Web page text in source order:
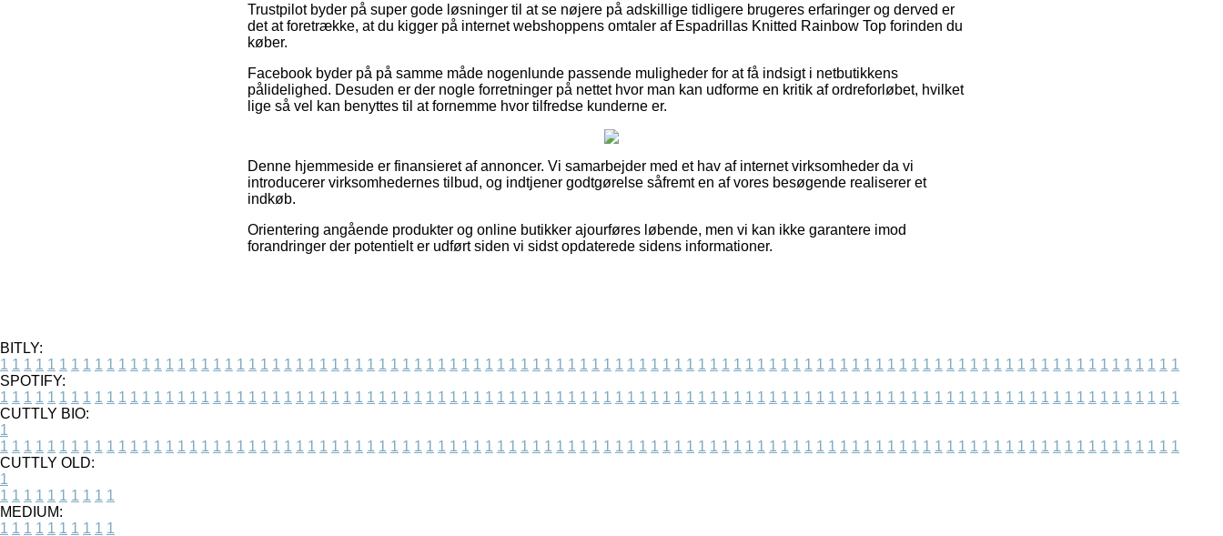
Trustpilot byder på super gode løsninger til at se nøjere på adskillige tidligere brugeres erfaringer og derved er
det at foretrække, at du kigger på internet webshoppens omtaler af Espadrillas Knitted Rainbow Top forinden du
køber.
Facebook byder på på samme måde nogenlunde passende muligheder for at få indsigt i netbutikkens
pålidelighed. Desuden er der nogle forretninger på nettet hvor man kan udforme en kritik af ordreforløbet, hvilket
lige så vel kan benyttes til at fornemme hvor tilfredse kunderne er.
Denne hjemmeside er finansieret af annoncer. Vi samarbejder med et hav af internet virksomheder da vi
introducerer virksomhedernes tilbud, og indtjener godtgørelse såfremt en af vores besøgende realiserer et
indkøb.
Orientering angående produkter og online butikker ajourføres løbende, men vi kan ikke garantere imod
forandringer der potentielt er udført siden vi sidst opdaterede sidens informationer.
BITLY:
1 1 1 1 1 1 1 1 1 1 1 1 1 1 1 1 1 1 1 1 1 1 1 1 1 1 1 1 1 1 1 1 1 1 1 1 1 1 1 1 1 1 1 1 1 1 1 1 1 1 1 1 1 1 1 1 1 1 1 1 1 1 1 1 1 1 1 1 1 1 1 1 1 1 1 1 1 1 1 1 1 1 1 1 1 1 1 1 1 1 1 1 1 1 1 1 1 1 1 1
SPOTIFY:
1 1 1 1 1 1 1 1 1 1 1 1 1 1 1 1 1 1 1 1 1 1 1 1 1 1 1 1 1 1 1 1 1 1 1 1 1 1 1 1 1 1 1 1 1 1 1 1 1 1 1 1 1 1 1 1 1 1 1 1 1 1 1 1 1 1 1 1 1 1 1 1 1 1 1 1 1 1 1 1 1 1 1 1 1 1 1 1 1 1 1 1 1 1 1 1 1 1 1 1
CUTTLY BIO:
1
1 1 1 1 1 1 1 1 1 1 1 1 1 1 1 1 1 1 1 1 1 1 1 1 1 1 1 1 1 1 1 1 1 1 1 1 1 1 1 1 1 1 1 1 1 1 1 1 1 1 1 1 1 1 1 1 1 1 1 1 1 1 1 1 1 1 1 1 1 1 1 1 1 1 1 1 1 1 1 1 1 1 1 1 1 1 1 1 1 1 1 1 1 1 1 1 1 1 1 1
CUTTLY OLD:
1
1 1 1 1 1 1 1 1 1 1
MEDIUM:
1 1 1 1 1 1 1 1 1 1